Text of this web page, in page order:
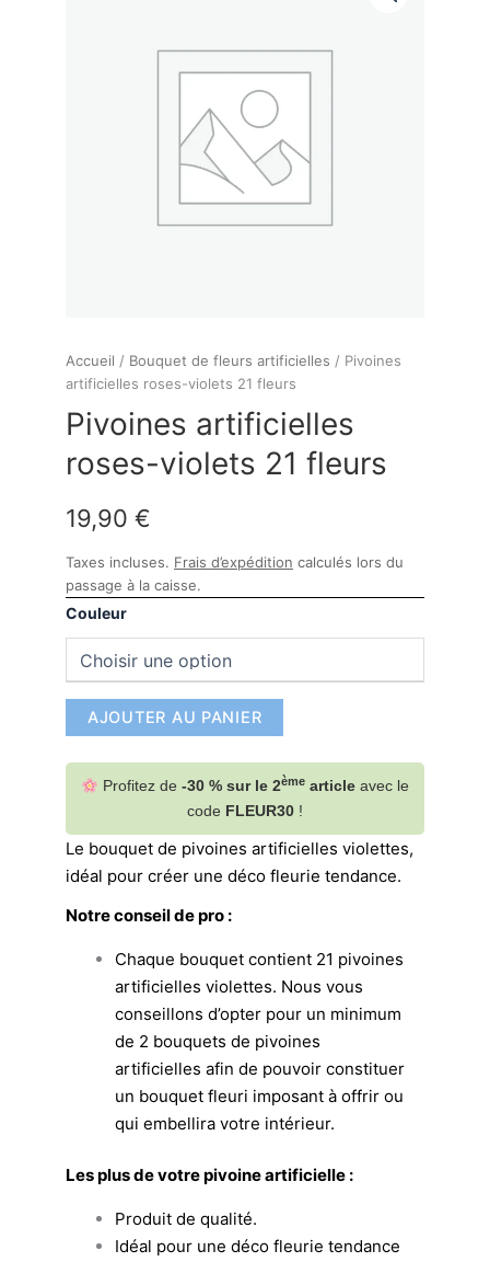
Accueil / Bouquet de fleurs artificielles / Pivoines
artificielles roses-violets 21 fleurs
Pivoines artificielles
roses-violets 21 fleurs
19,90 €
Taxes incluses. Frais d’expédition calculés lors du
passage à la caisse.
Couleur
AJOUTER AU PANIER
Profitez de -30 % sur le 2èmearticleavec le
code FLEUR30 !
Le bouquet de pivoines artificielles violettes,
idéal pour créer une déco fleurie tendance.
Notre conseil de pro :
Chaque bouquet contient 21 pivoines
artificielles violettes. Nous vous
conseillons d’opter pour un minimum
de 2 bouquets de pivoines
artificielles afin de pouvoir constituer
un bouquet fleuri imposant à offrir ou
qui embellira votre intérieur.
Les plus de votre pivoine artificielle :
Produit de qualité.
Idéal pour une déco fleurie tendance